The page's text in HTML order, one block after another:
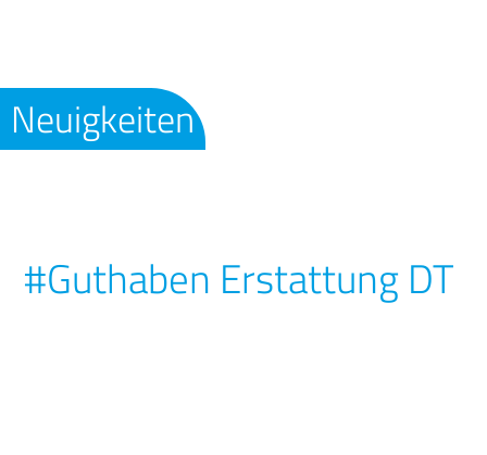
Neuigkeiten
#Guthaben Erstattung DT